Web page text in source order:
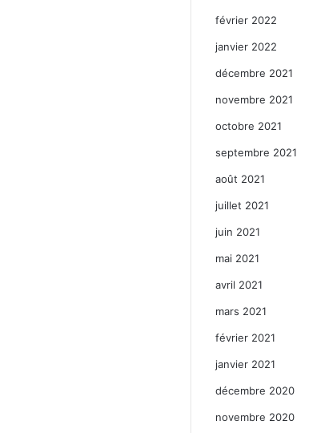
février 2022
janvier 2022
décembre 2021
novembre 2021
octobre 2021
septembre 2021
août 2021
juillet 2021
juin 2021
mai 2021
avril 2021
mars 2021
février 2021
janvier 2021
décembre 2020
novembre 2020